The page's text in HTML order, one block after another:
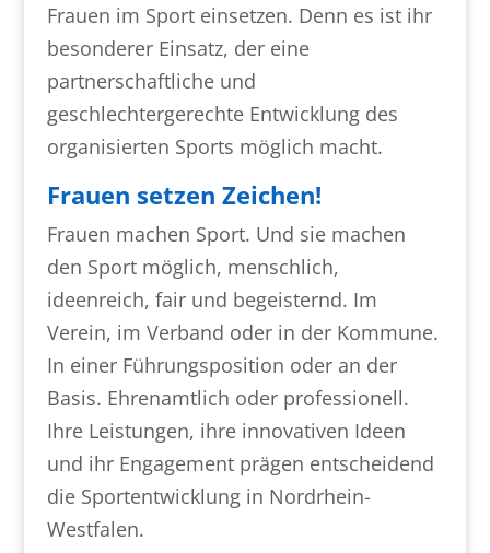
Frauen im Sport einsetzen. Denn es ist ihr
besonderer Einsatz, der eine
partnerschaftliche und
geschlechtergerechte Entwicklung des
organisierten Sports möglich macht.
Frauen setzen Zeichen!
Frauen machen Sport. Und sie machen
den Sport möglich, menschlich,
ideenreich, fair und begeisternd. Im
Verein, im Verband oder in der Kommune.
In einer Führungsposition oder an der
Basis. Ehrenamtlich oder professionell.
Ihre Leistungen, ihre innovativen Ideen
und ihr Engagement prägen entscheidend
die Sportentwicklung in Nordrhein-
Westfalen.